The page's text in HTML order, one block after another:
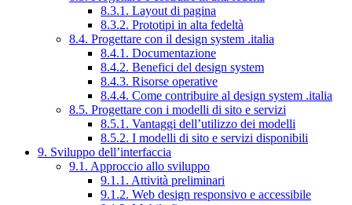
8.3.1. Layout di pagina
8.3.2. Prototipi in alta fedeltà
8.4. Progettare con il design system .italia
8.4.1. Documentazione
8.4.2. Benefici del design system
8.4.3. Risorse operative
8.4.4. Come contribuire al design system .italia
8.5. Progettare con i modelli di sito e servizi
8.5.1. Vantaggi dell’utilizzo dei modelli
8.5.2. I modelli di sito e servizi disponibili
9. Sviluppo dell’interfaccia
9.1. Approccio allo sviluppo
9.1.1. Attività preliminari
9.1.2. Web design responsivo e accessibile